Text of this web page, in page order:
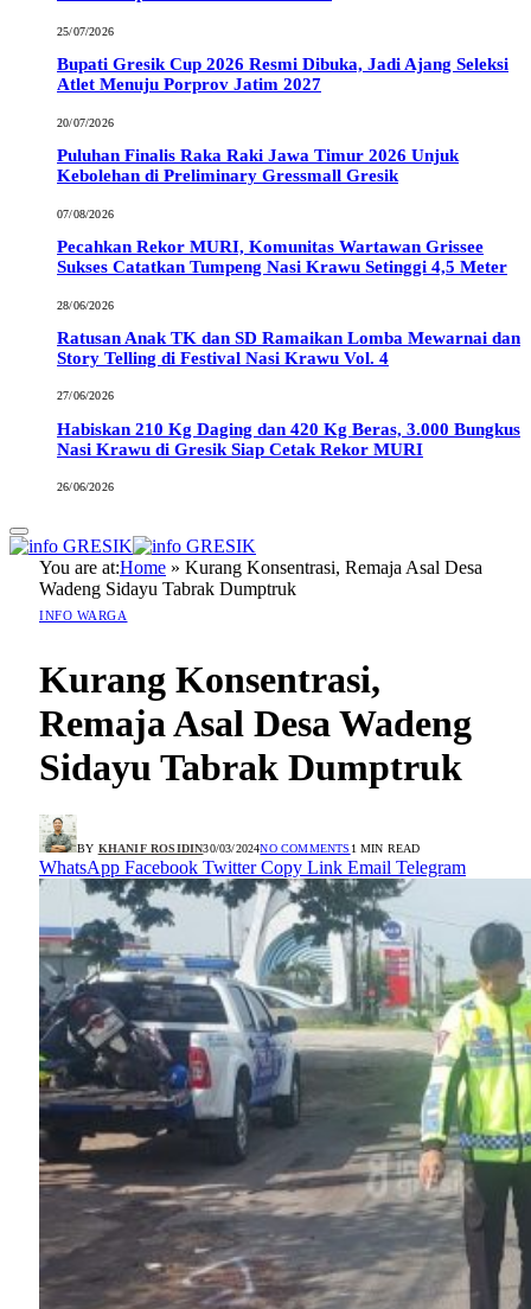
25/07/2026
Bupati Gresik Cup 2026 Resmi Dibuka, Jadi Ajang Seleksi
Atlet Menuju Porprov Jatim 2027
20/07/2026
Puluhan Finalis Raka Raki Jawa Timur 2026 Unjuk
Kebolehan di Preliminary Gressmall Gresik
07/08/2026
Pecahkan Rekor MURI, Komunitas Wartawan Grissee
Sukses Catatkan Tumpeng Nasi Krawu Setinggi 4,5 Meter
28/06/2026
Ratusan Anak TK dan SD Ramaikan Lomba Mewarnai dan
Story Telling di Festival Nasi Krawu Vol. 4
27/06/2026
Habiskan 210 Kg Daging dan 420 Kg Beras, 3.000 Bungkus
Nasi Krawu di Gresik Siap Cetak Rekor MURI
26/06/2026
You are at:Home » Kurang Konsentrasi, Remaja Asal Desa
Wadeng Sidayu Tabrak Dumptruk
INFO WARGA
Kurang Konsentrasi,
Remaja Asal Desa Wadeng
Sidayu Tabrak Dumptruk
BY KHANIF ROSIDIN30/03/2024NO COMMENTS 1 MIN READ
WhatsApp Facebook Twitter Copy Link Email Telegram